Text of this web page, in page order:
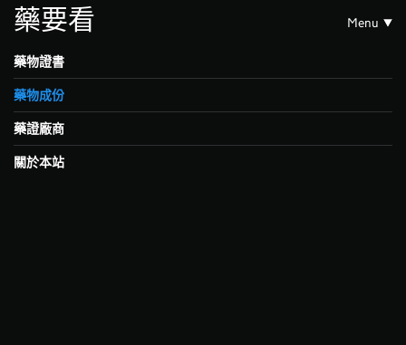
藥要看 Menu
藥物證書
藥物成份
藥證廠商
關於本站